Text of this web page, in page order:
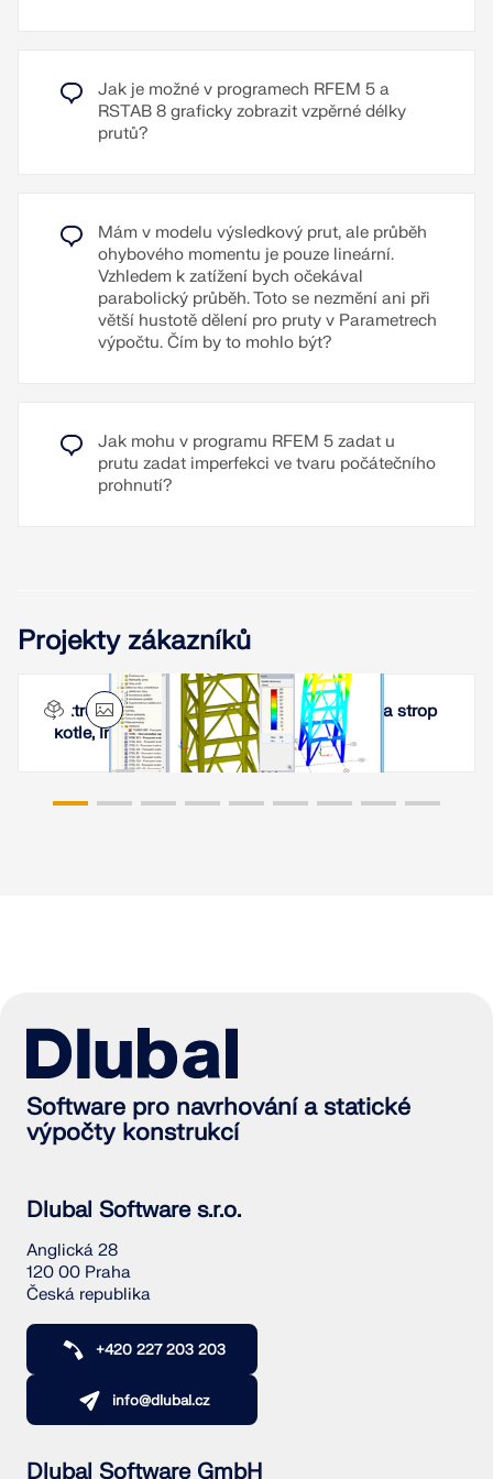
tiskový protokol exportovat jako soubor RTF nebo
PDF a také ve formátu VCmaster.
Jak je možné v programech RFEM 5 a
RSTAB 8 graficky zobrazit vzpěrné délky
prutů?
Mám v modelu výsledkový prut, ale průběh
ohybového momentu je pouze lineární.
Vzhledem k zatížení bych očekával
parabolický průběh. Toto se nezmění ani při
větší hustotě dělení pro pruty v Parametrech
výpočtu. Čím by to mohlo být?
Jak mohu v programu RFEM 5 zadat u
prutu zadat imperfekci ve tvaru počátečního
prohnutí?
Projekty zákazníků
Extrémně zatížená nosná konstrukce kotle a strop
kotle, Indie
Software pro navrhování a statické
výpočty konstrukcí
Dlubal Software s.r.o.
Anglická 28
120 00 Praha
Česká republika
+420 227 203 203
info@dlubal.cz
Dlubal Software GmbH